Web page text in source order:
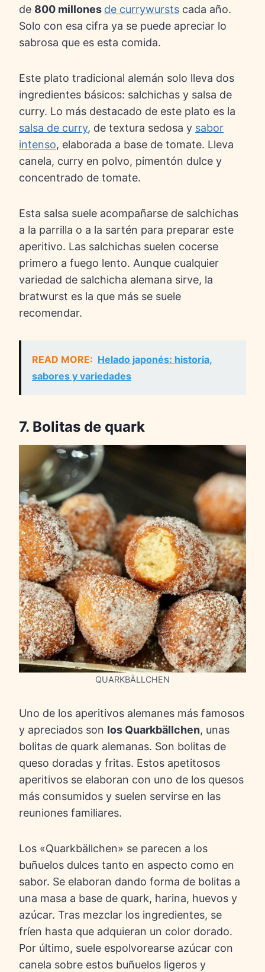
de 800 millones de currywursts cada año.
Solo con esa cifra ya se puede apreciar lo
sabrosa que es esta comida.
Este plato tradicional alemán solo lleva dos
ingredientes básicos: salchichas y salsa de
curry. Lo más destacado de este plato es la
salsa de curry, de textura sedosa y sabor
intenso, elaborada a base de tomate. Lleva
canela, curry en polvo, pimentón dulce y
concentrado de tomate.
Esta salsa suele acompañarse de salchichas
a la parrilla o a la sartén para preparar este
aperitivo. Las salchichas suelen cocerse
primero a fuego lento. Aunque cualquier
variedad de salchicha alemana sirve, la
bratwurst es la que más se suele
recomendar.
READ MORE: Helado japonés: historia,
sabores y variedades
7. Bolitas de quark
QUARKBÄLLCHEN
Uno de los aperitivos alemanes más famosos
y apreciados son los Quarkbällchen, unas
bolitas de quark alemanas. Son bolitas de
queso doradas y fritas. Estos apetitosos
aperitivos se elaboran con uno de los quesos
más consumidos y suelen servirse en las
reuniones familiares.
Los «Quarkbällchen» se parecen a los
buñuelos dulces tanto en aspecto como en
sabor. Se elaboran dando forma de bolitas a
una masa a base de quark, harina, huevos y
azúcar. Tras mezclar los ingredientes, se
fríen hasta que adquieran un color dorado.
Por último, suele espolvorearse azúcar con
canela sobre estos buñuelos ligeros y